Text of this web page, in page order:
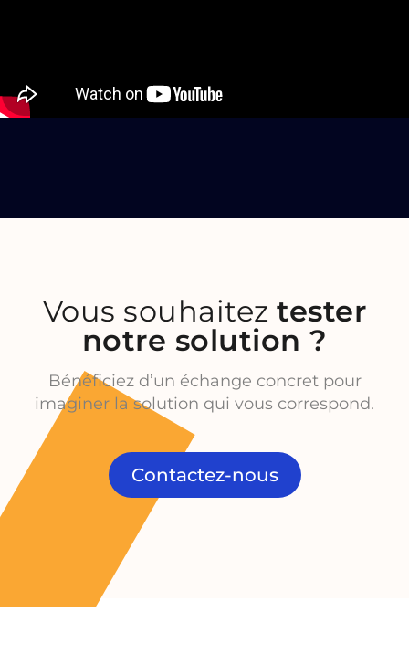
Vous souhaitez tester
notre solution ?
Bénéficiez d’un échange concret pour
imaginer la solution qui vous correspond.
Contactez-nous